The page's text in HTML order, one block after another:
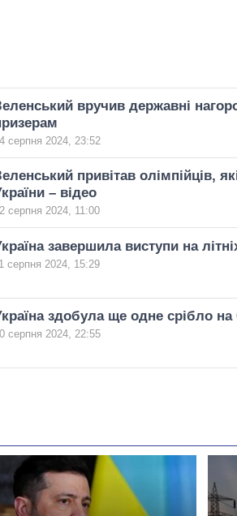
вручив державні
серпня 2024, 23:52
привітав олімпійців,
– відео
серпня 2024, 11:00
завершила виступи на
серпня 2024, 15:29
здобула ще одне срібло на
серпня 2024, 22:55